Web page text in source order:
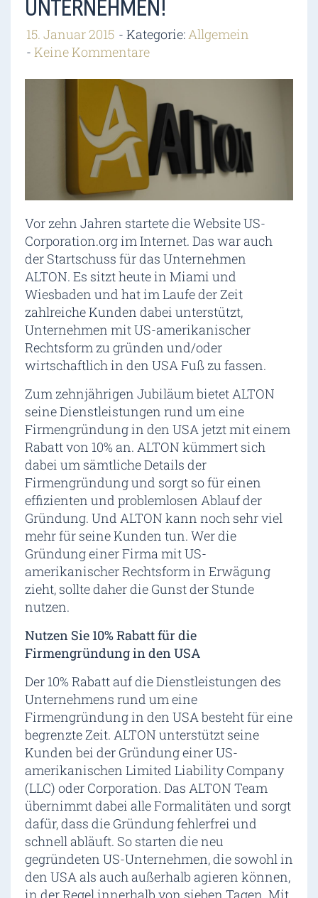
UNTERNEHMEN!
15. Januar 2015 Kategorie: Allgemein
Keine Kommentare
Vor zehn Jahren startete die Website US-
Corporation.org im Internet. Das war auch
der Startschuss für das Unternehmen
ALTON. Es sitzt heute in Miami und
Wiesbaden und hat im Laufe der Zeit
zahlreiche Kunden dabei unterstützt,
Unternehmen mit US-amerikanischer
Rechtsform zu gründen und/oder
wirtschaftlich in den USA Fuß zu fassen.
Zum zehnjährigen Jubiläum bietet ALTON
seine Dienstleistungen rund um eine
Firmengründung in den USA jetzt mit einem
Rabatt von 10% an. ALTON kümmert sich
dabei um sämtliche Details der
Firmengründung und sorgt so für einen
effizienten und problemlosen Ablauf der
Gründung. Und ALTON kann noch sehr viel
mehr für seine Kunden tun. Wer die
Gründung einer Firma mit US-
amerikanischer Rechtsform in Erwägung
zieht, sollte daher die Gunst der Stunde
nutzen.
Nutzen Sie 10% Rabatt für die
Firmengründung in den USA
Der 10% Rabatt auf die Dienstleistungen des
Unternehmens rund um eine
Firmengründung in den USA besteht für eine
begrenzte Zeit. ALTON unterstützt seine
Kunden bei der Gründung einer US-
amerikanischen Limited Liability Company
(LLC) oder Corporation. Das ALTON Team
übernimmt dabei alle Formalitäten und sorgt
dafür, dass die Gründung fehlerfrei und
schnell abläuft. So starten die neu
gegründeten US-Unternehmen, die sowohl in
den USA als auch außerhalb agieren können,